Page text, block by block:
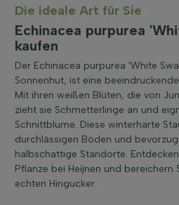
Die ideale Art für Sie
Echinacea purpurea
kaufen
Der Echinacea purpurea 'White
Sonnenhut, ist eine
Mit ihren weißen Blüten, die von
zieht sie Schmetterlinge an und
Schnittblume. Diese winterharte
durchlässigen Böden und
halbschattige Standorte.
Pflanze bei Heijnen und bereichern
echten Hingucker.